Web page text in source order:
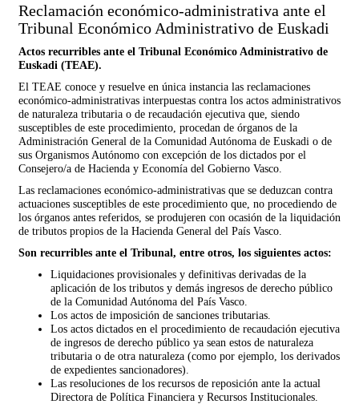
Reclamación económico-administrativa ante el
Tribunal Económico Administrativo de Euskadi
Actos recurribles ante el Tribunal Económico Administrativo de
Euskadi (TEAE).
El TEAE conoce y resuelve en única instancia las reclamaciones
económico-administrativas interpuestas contra los actos administrativos
de naturaleza tributaria o de recaudación ejecutiva que, siendo
susceptibles de este procedimiento, procedan de órganos de la
Administración General de la Comunidad Autónoma de Euskadi o de
sus Organismos Autónomo con excepción de los dictados por el
Consejero/a de Hacienda y Economía del Gobierno Vasco.
Las reclamaciones económico-administrativas que se deduzcan contra
actuaciones susceptibles de este procedimiento que, no procediendo de
los órganos antes referidos, se produjeren con ocasión de la liquidación
de tributos propios de la Hacienda General del País Vasco.
Son recurribles ante el Tribunal, entre otros, los siguientes actos:
Liquidaciones provisionales y definitivas derivadas de la
aplicación de los tributos y demás ingresos de derecho público
de la Comunidad Autónoma del País Vasco.
Los actos de imposición de sanciones tributarias.
Los actos dictados en el procedimiento de recaudación ejecutiva
de ingresos de derecho público ya sean estos de naturaleza
tributaria o de otra naturaleza (como por ejemplo, los derivados
de expedientes sancionadores).
Las resoluciones de los recursos de reposición ante la actual
Directora de Política Financiera y Recursos Institucionales.